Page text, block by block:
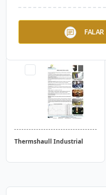
Thermshaull Decor
Thermshaull Industrial